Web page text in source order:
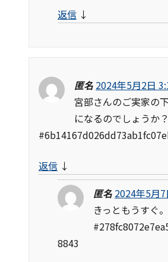
返信 ↓
匿名 2024年5月2日
宮部さんのご実家の
になるのでしょうか？
返信 ↓
匿名 2024年5月
きっともうすぐ。
8843